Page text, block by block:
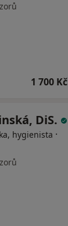
1 700 Kč
DiS.
hygienista ·